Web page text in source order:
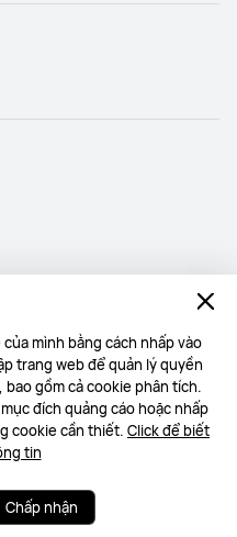
mình bằng cách nhấp vào
trang web để quản lý quyền
gồm cả cookie phân tích.
đích quảng cáo hoặc nhấp
cookie cần thiết. Click để biết
tin
Chấp nhận
Ltd. All rights reserved.
có mã số thuế:
Chí Minh cấp ngày 23/06/2015
11 Đoàn Văn Bơ, Phường Xóm
| SĐT: